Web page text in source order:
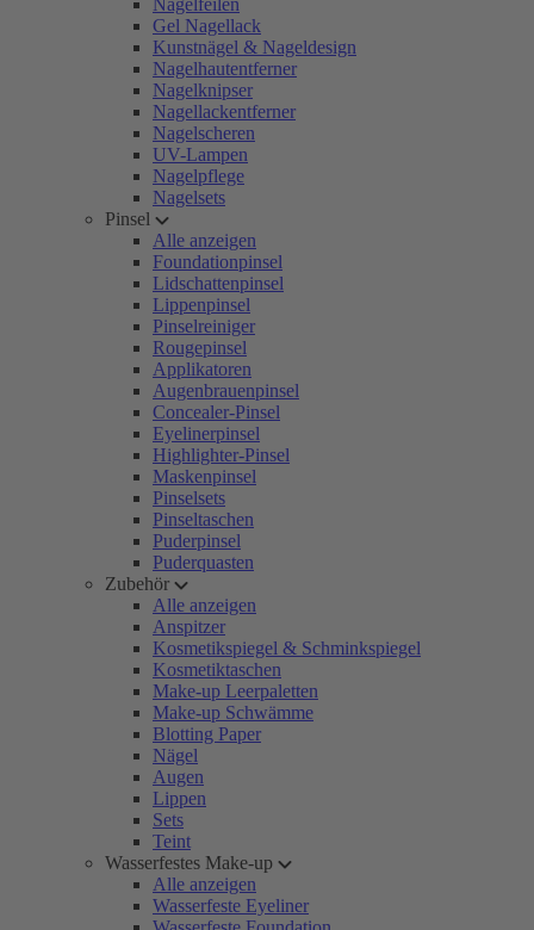
Nagelfeilen
Gel Nagellack
Kunstnägel & Nageldesign
Nagelhautentferner
Nagelknipser
Nagellackentferner
Nagelscheren
UV-Lampen
Nagelpflege
Nagelsets
Pinsel
Alle anzeigen
Foundationpinsel
Lidschattenpinsel
Lippenpinsel
Pinselreiniger
Rougepinsel
Applikatoren
Augenbrauenpinsel
Concealer-Pinsel
Eyelinerpinsel
Highlighter-Pinsel
Maskenpinsel
Pinselsets
Pinseltaschen
Puderpinsel
Puderquasten
Zubehör
Alle anzeigen
Anspitzer
Kosmetikspiegel & Schminkspiegel
Kosmetiktaschen
Make-up Leerpaletten
Make-up Schwämme
Blotting Paper
Nägel
Augen
Lippen
Sets
Teint
Wasserfestes Make-up
Alle anzeigen
Wasserfeste Eyeliner